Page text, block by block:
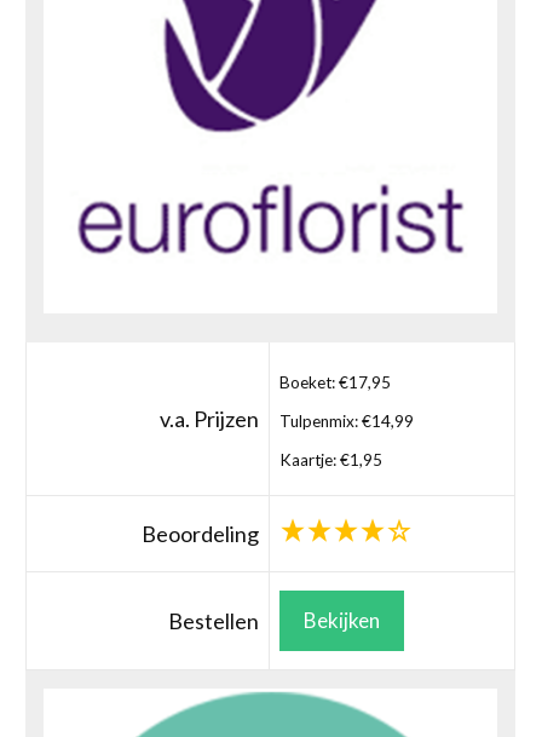
v.a. Prijzen
Boeket: €17,95
Tulpenmix: €14,99
Kaartje: €1,95
Beoordeling
Bestellen Bekijken